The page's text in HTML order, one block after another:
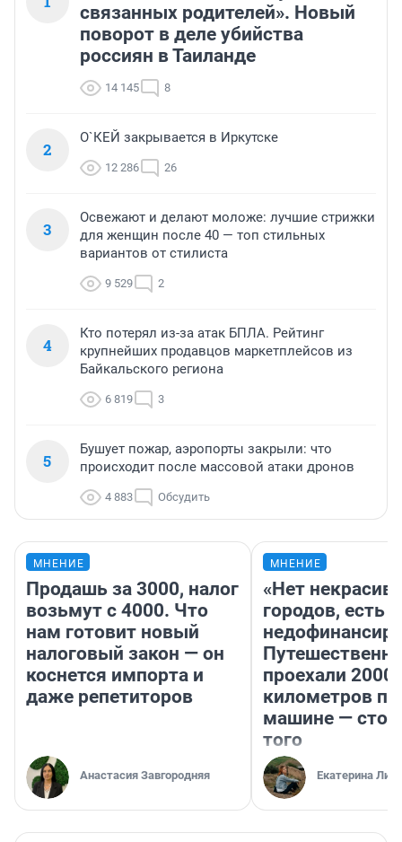
связанных родителей». Новый
поворот в деле убийства
россиян в Таиланде
14 145 8
2
О`КЕЙ закрывается в Иркутске
12 286 26
3
Освежают и делают моложе: лучшие стрижки
для женщин после 40 — топ стильных
вариантов от стилиста
9 529 2
4
Кто потерял из-за атак БПЛА. Рейтинг
крупнейших продавцов маркетплейсов из
Байкальского региона
6 819 3
5
Бушует пожар, аэропорты закрыли: что
происходит после массовой атаки дронов
4 883 Обсудить
МНЕНИЕ
Продашь за 3000, налог
возьмут с 4000. Что
нам готовит новый
налоговый закон — он
коснется импорта и
даже репетиторов
Анастасия Завгородняя
МНЕНИЕ
«Нет
городов, есть
проехали 2000
километров по
машине —
того
Екатерина